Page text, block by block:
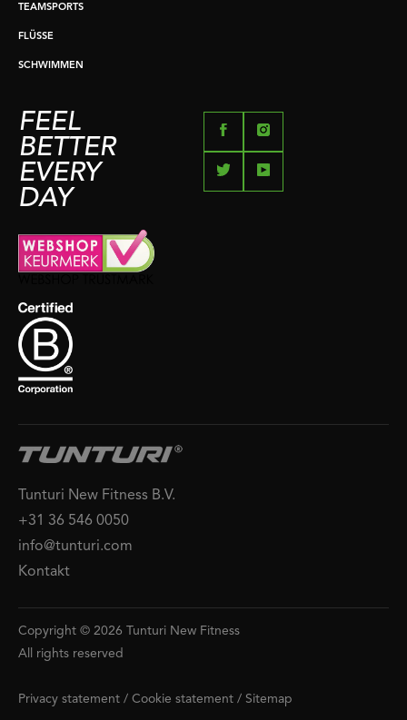
TEAMSPORTS
FLÜSSE
SCHWIMMEN
FEEL
BETTER
EVERY
DAY
Tunturi New Fitness B.V.
+31 36 546 0050
info@tunturi.com
Kontakt
Copyright © 2026 Tunturi New Fitness
All rights reserved
Privacy statement / Cookie statement / Sitemap